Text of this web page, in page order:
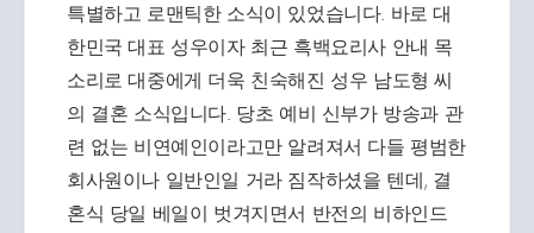
특별하고 로맨틱한 소식이 있었습니다. 바로 대
한민국 대표 성우이자 최근 흑백요리사 안내 목
소리로 대중에게 더욱 친숙해진 성우 남도형 씨
의 결혼 소식입니다. 당초 예비 신부가 방송과 관
련 없는 비연예인이라고만 알려져서 다들 평범한
회사원이나 일반인일 거라 짐작하셨을 텐데, 결
혼식 당일 베일이 벗겨지면서 반전의 비하인드